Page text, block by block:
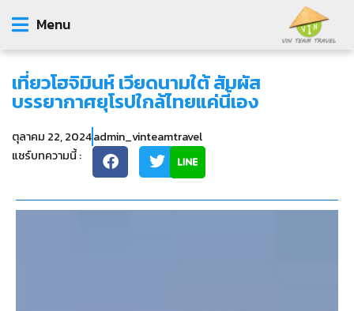
Menu
เที่ยวโฮจิมินห์ เวียดนามใต้ สัมผัส
บรรยากาศยุโรปใกล้ไทยแค่นี้เอง
ตุลาคม 22, 2024admin_vinteamtravel
แชร์บทความนี้ :